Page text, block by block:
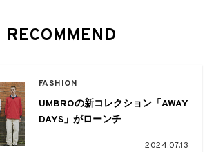
RECOMMEND
FASHION
UMBROの新コレクション「AWAY
DAYS」がローンチ
2024.07.13